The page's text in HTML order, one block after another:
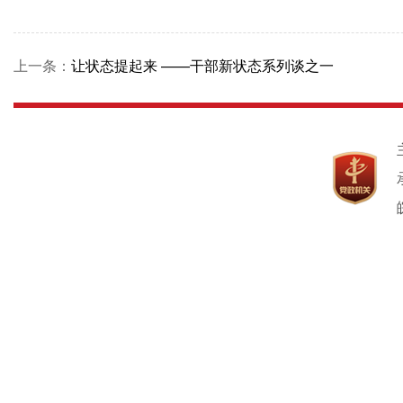
上一条： 让状态提起来 ——干部新状态系列谈之一